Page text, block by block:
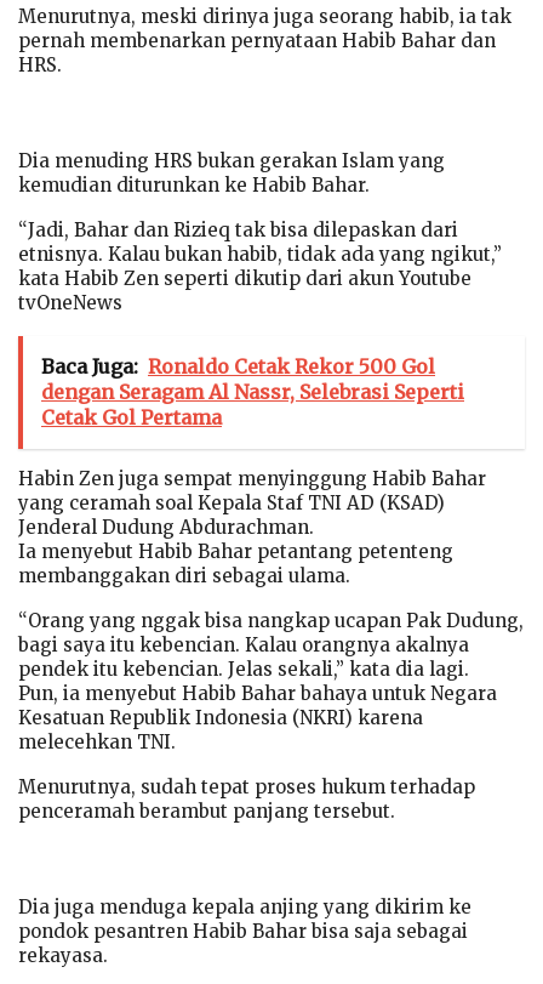
Menurutnya, meski dirinya juga seorang habib, ia tak
pernah membenarkan pernyataan Habib Bahar dan
HRS.
Dia menuding HRS bukan gerakan Islam yang
kemudian diturunkan ke Habib Bahar.
“Jadi, Bahar dan Rizieq tak bisa dilepaskan dari
etnisnya. Kalau bukan habib, tidak ada yang ngikut,”
kata Habib Zen seperti dikutip dari akun Youtube
tvOneNews
Baca Juga: Ronaldo Cetak Rekor 500 Gol
dengan Seragam Al Nassr, Selebrasi Seperti
Cetak Gol Pertama
Habin Zen juga sempat menyinggung Habib Bahar
yang ceramah soal Kepala Staf TNI AD (KSAD)
Jenderal Dudung Abdurachman.
Ia menyebut Habib Bahar petantang petenteng
membanggakan diri sebagai ulama.
“Orang yang nggak bisa nangkap ucapan Pak Dudung,
bagi saya itu kebencian. Kalau orangnya akalnya
pendek itu kebencian. Jelas sekali,” kata dia lagi.
Pun, ia menyebut Habib Bahar bahaya untuk Negara
Kesatuan Republik Indonesia (NKRI) karena
melecehkan TNI.
Menurutnya, sudah tepat proses hukum terhadap
penceramah berambut panjang tersebut.
Dia juga menduga kepala anjing yang dikirim ke
pondok pesantren Habib Bahar bisa saja sebagai
rekayasa.